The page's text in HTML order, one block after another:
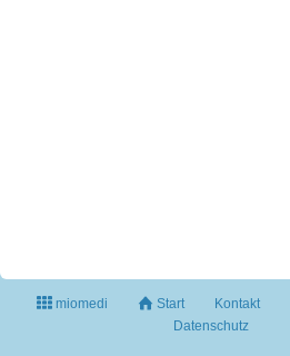
miomedi Start Kontakt
Datenschutz